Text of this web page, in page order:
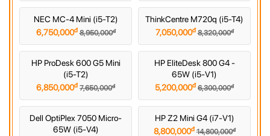
NEC MC-4 Mini (i5-T2)
6,750,000đ 8,950,000đ
ThinkCentre M720q (i5-T4)
7,050,000đ 8,320,000đ
HP ProDesk 600 G5 Mini
(i5-T2)
6,850,000đ 7,650,000đ
HP EliteDesk 800 G4 -
65W (i5-V1)
5,200,000đ 6,300,000đ
Dell OptiPlex 7050 Micro-
65W (i5-V4)
HP Z2 Mini G4 (i7-V1)
8,800,000đ 14,800,000đ